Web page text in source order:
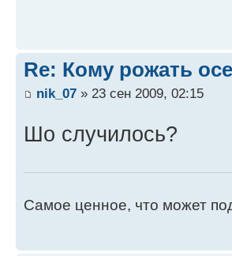
Re: Кому рожать
nik_07 » 23 сен 2009, 02:15
Шо случилось?
Самое ценное, что может